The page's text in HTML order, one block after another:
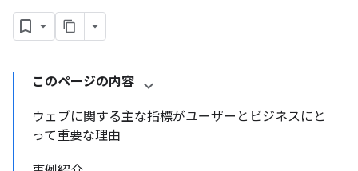
このページの内容
ウェブに関する主な指標がユーザーとビジネスにと
って重要な理由